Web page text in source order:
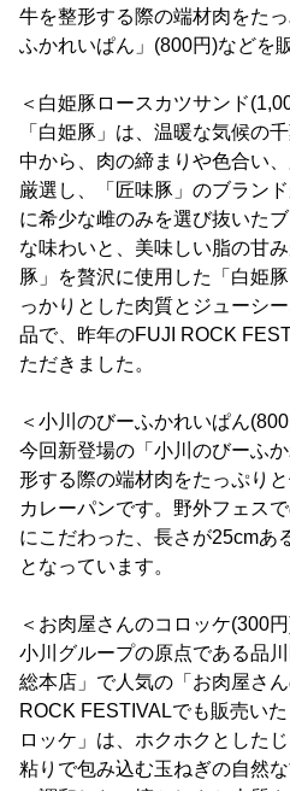
牛を整形する際の端材肉をた
ふかれいぱん」(800円)などを
＜白姫豚ロースカツサンド
「白姫豚」は、温暖な気候の
中から、肉の締まりや色合い
厳選し、「匠味豚」のブラン
に希少な雌のみを選び抜いた
な味わいと、美味しい脂の甘
豚」を贅沢に使用した「白姫
っかりとした肉質とジューシ
品で、昨年のFUJI ROCK
ただきました。
＜小川のびーふかれいぱん(800
今回新登場の「小川のびーふ
形する際の端材肉をたっぷり
カレーパンです。野外フェス
にこだわった、長さが25cmあ
となっています。
＜お肉屋さんのコロッケ(300円
小川グループの原点である品
総本店」で人気の「お肉屋さ
ROCK FESTIVALでも販売い
ロッケ」は、ホクホクとした
粘りで包み込む玉ねぎの自然